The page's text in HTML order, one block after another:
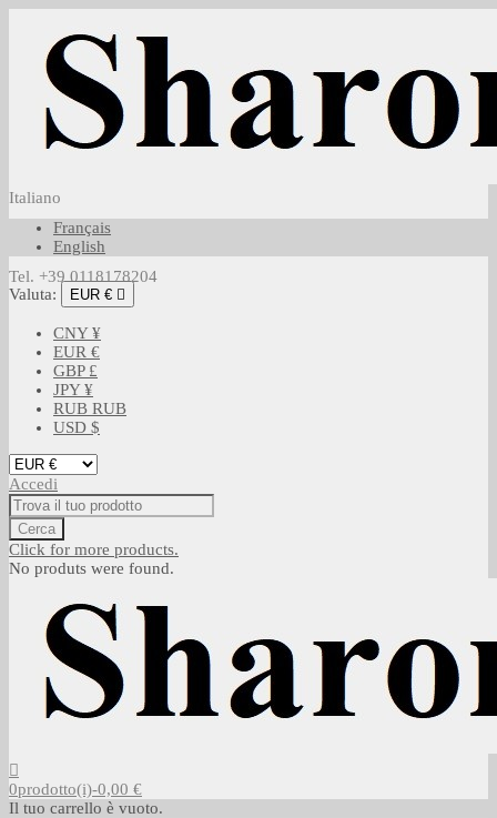
Italiano
Français
English
Tel. +39 0118178204
Valuta:
EUR € 
CNY ¥
EUR €
GBP £
JPY ¥
RUB RUB
USD $
Accedi
Cerca
Click for more products.
No produts were found.
0prodotto(i)-0,00 €
Il tuo carrello è vuoto.